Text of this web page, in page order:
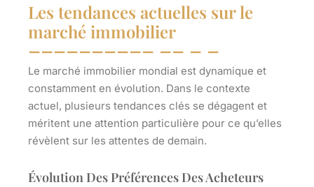
Les tendances actuelles sur le
marché immobilier
Le marché immobilier mondial est dynamique et
constamment en évolution. Dans le contexte
actuel, plusieurs tendances clés se dégagent et
méritent une attention particulière pour ce qu’elles
révèlent sur les attentes de demain.
Évolution Des Préférences Des Acheteurs